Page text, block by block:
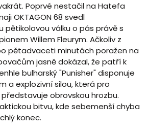
Poprvé nestačil na Hatefa
OKTAGON 68 svedl
válku o pás právě s
Willem Fleurym. Ačkoliv z
pětadvaceti minutách poražen na
jasně dokázal, že patří k
bulharský "Punisher" disponuje
a explozivní silou, která pro
obrovskou hrozbu.
bitvu, kde sebemenší chyba
konec.